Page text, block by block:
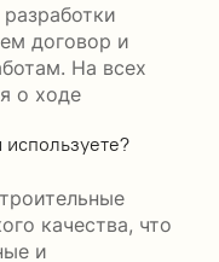
договор и
На всех
о ходе
качества, что
и